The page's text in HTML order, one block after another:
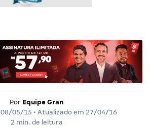
Por Equipe Gran
08/05/15 • Atualizado em 27/04/16
2 min. de leitura